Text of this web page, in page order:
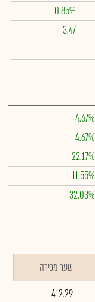
0.85%
3.47
4.67%
4.67%
22.17%
11.55%
32.03%
שער מכירה
412.29